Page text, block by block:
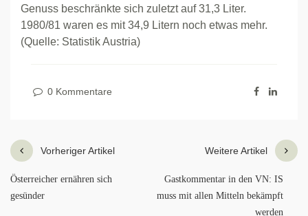
Genuss beschränkte sich zuletzt auf 31,3 Liter.
1980/81 waren es mit 34,9 Litern noch etwas mehr.
(Quelle: Statistik Austria)
0 Kommentare
Vorheriger Artikel
Österreicher ernähren sich
gesünder
Weitere Artikel
Gastkommentar in den VN: IS
muss mit allen Mitteln bekämpft
werden